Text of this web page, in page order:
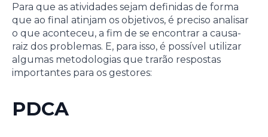
Para que as atividades sejam definidas de forma
que ao final atinjam os objetivos, é preciso analisar
o que aconteceu, a fim de se encontrar a causa-
raiz dos problemas. E, para isso, é possível utilizar
algumas metodologias que trarão respostas
importantes para os gestores:
PDCA